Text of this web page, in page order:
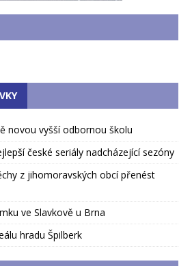
novou vyšší odbornou školu
české seriály nadcházející sezóny
z jihomoravských obcí přenést
ve Slavkově u Brna
hradu Špilberk